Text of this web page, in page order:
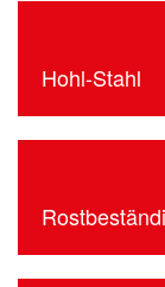
Hohl-Stahl